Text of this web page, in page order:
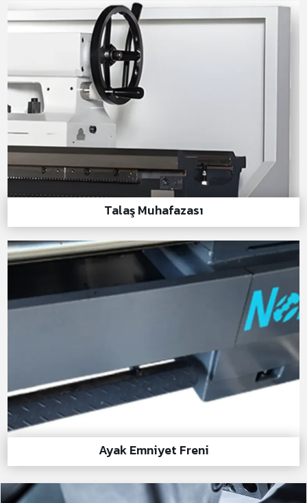
Talaş Muhafazası
Ayak Emniyet Freni